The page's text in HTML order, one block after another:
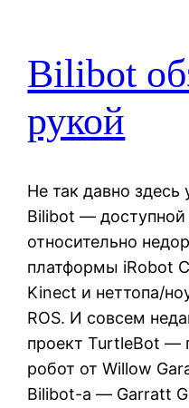
Bilibot
рукой
Не так давно
Bilibot —
относительно
платформы iRobot
Kinect и неттопа/
ROS. И совсем
проект TurtleBot —
робот от Willow
Bilibot-а — Garratt